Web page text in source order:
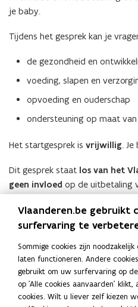
je baby.
Tijdens het gesprek kan je
de gezondheid en
voeding, slapen en
opvoeding en ouderschap
ondersteuning op maat
Het startgesprek is vrijwillig.
Dit gesprek staat los van het
geen invloed op de uitbetaling
Het startgesprek is een aanbod
Meer info: Startgesprek met
o
e
Vragen
Heb je nog vragen? Dan kan je
Vlaanderen.be gebruikt
surfervaring te
Sommige cookies zijn
laten functioneren. Andere
gebruikt om uw surfervaring op
op 'Alle cookies aanvaarden'
cookies. Wilt u liever zelf kiezen